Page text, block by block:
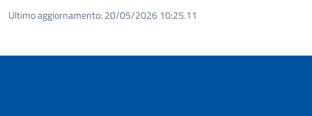
Ultimo aggiornamento: 20/05/2026 10:25.11